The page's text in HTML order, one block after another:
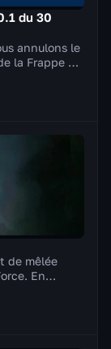
du 30
annulons le
la Frappe du
de mêlée
En